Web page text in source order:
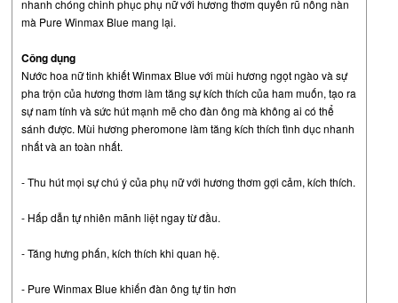
nhanh chóng chinh phục phụ nữ với hương thơm quyến rũ nồng nàn
mà Pure Winmax Blue mang lại.
Công dụng
Nước hoa nữ tinh khiết Winmax Blue với mùi hương ngọt ngào và sự
pha trộn của hương thơm làm tăng sự kích thích của ham muốn, tạo ra
sự nam tính và sức hút mạnh mẽ cho đàn ông mà không ai có thể
sánh được. Mùi hương pheromone làm tăng kích thích tình dục nhanh
nhất và an toàn nhất.
- Thu hút mọi sự chú ý của phụ nữ với hương thơm gợi cảm, kích thích.
- Hấp dẫn tự nhiên mãnh liệt ngay từ đầu.
- Tăng hưng phấn, kích thích khi quan hệ.
- Pure Winmax Blue khiến đàn ông tự tin hơn